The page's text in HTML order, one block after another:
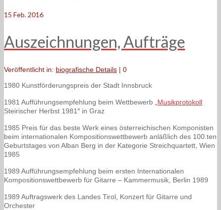
15 Feb. 2016
Auszeichnungen, Aufträge
Veröffentlicht in: biografische Details | 0
1980 Kunstförderungspreis der Stadt Innsbruck
1981 Aufführungsempfehlung beim Wettbewerb „ Musikprotokoll
Steirischer Herbst 1981″ in Graz
1985 Preis für das beste Werk eines österreichischen Komponisten
beim internationalen Kompositionswettbewerb anläßlich des 100.ten
Geburtstages von Alban Berg in der Kategorie Streichquartett, Wien
1985
1989 Aufführungsempfehlung beim ersten Internationalen
Kompositionswettbewerb für Gitarre – Kammermusik, Berlin 1989
1989 Auftragswerk des Landes Tirol, Konzert für Gitarre und
Orchester